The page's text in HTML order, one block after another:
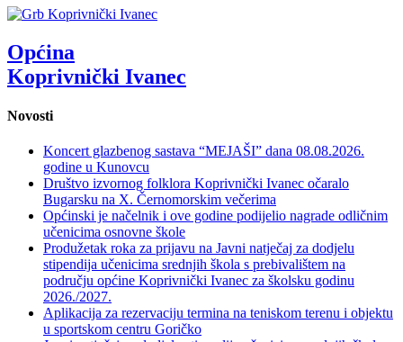
Općina
Koprivnički Ivanec
Novosti
Koncert glazbenog sastava “MEJAŠI” dana 08.08.2026.
godine u Kunovcu
Društvo izvornog folklora Koprivnički Ivanec očaralo
Bugarsku na X. Černomorskim večerima
Općinski je načelnik i ove godine podijelio nagrade odličnim
učenicima osnovne škole
Produžetak roka za prijavu na Javni natječaj za dodjelu
stipendija učenicima srednjih škola s prebivalištem na
području općine Koprivnički Ivanec za školsku godinu
2026./2027.
Aplikacija za rezervaciju termina na teniskom terenu i objektu
u sportskom centru Goričko